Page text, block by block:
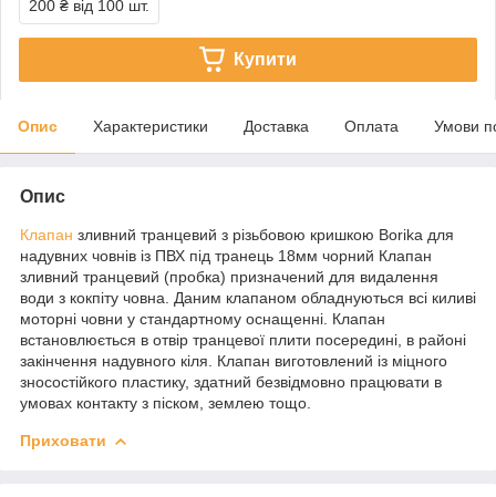
200 ₴ від 100 шт.
Купити
Опис Характеристики Доставка Оплата Умови
Опис
Клапан зливний транцевий з різьбовою кришкою Borika для
надувних човнів із ПВХ під транець 18мм чорний Клапан
зливний транцевий (пробка) призначений для видалення
води з кокпіту човна. Даним клапаном обладнуються всі киливі
моторні човни у стандартному оснащенні. Клапан
встановлюється в отвір транцевої плити посередині, в районі
закінчення надувного кіля. Клапан виготовлений із міцного
зносостійкого пластику, здатний безвідмовно працювати в
умовах контакту з піском, землею тощо.
Приховати